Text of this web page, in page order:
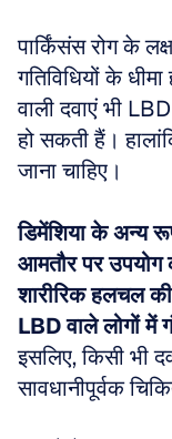
पार्किंसंस रोग के
गतिविधियों के
वाली दवाएं भी
हो सकती हैं।
जाना चाहिए।
डिमेंशिया के अन्य
आमतौर पर उपयोग
शारीरिक हलचल
LBD वाले लोगों में
इसलिए, किसी भी
सावधानीपूर्वक